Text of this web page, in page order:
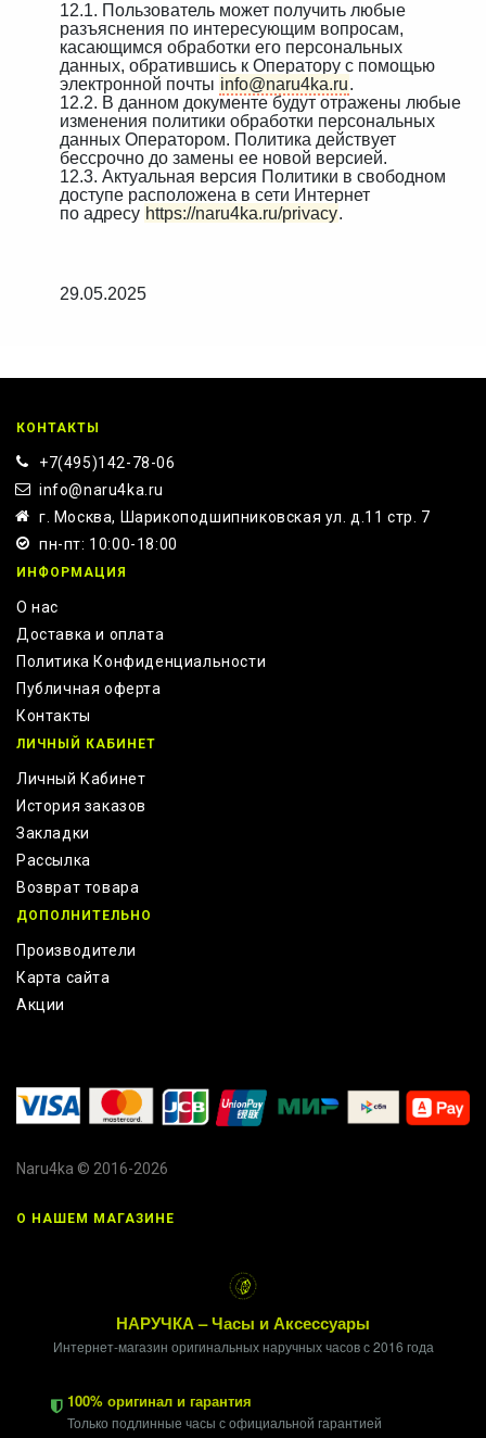
12.1. Пользователь может получить любые
разъяснения по интересующим вопросам,
касающимся обработки его персональных
данных, обратившись к Оператору с помощью
электронной почты info@naru4ka.ru.
12.2. В данном документе будут отражены любые
изменения политики обработки персональных
данных Оператором. Политика действует
бессрочно до замены ее новой версией.
12.3. Актуальная версия Политики в свободном
доступе расположена в сети Интернет
по адресу https://naru4ka.ru/privacy.
29.05.2025
КОНТАКТЫ
+7(495)142-78-06
info@naru4ka.ru
г. Москва, Шарикоподшипниковская ул. д.11 стр. 7
пн-пт: 10:00-18:00
ИНФОРМАЦИЯ
О нас
Доставка и оплата
Политика Конфиденциальности
Публичная оферта
Контакты
ЛИЧНЫЙ КАБИНЕТ
Личный Кабинет
История заказов
Закладки
Рассылка
Возврат товара
ДОПОЛНИТЕЛЬНО
Производители
Карта сайта
Акции
Naru4ka © 2016-2026
О НАШЕМ МАГАЗИНЕ
НАРУЧКА – Часы и Аксессуары
Интернет-магазин оригинальных наручных часов с 2016 года
100% оригинал и гарантия
Только подлинные часы с официальной гарантией